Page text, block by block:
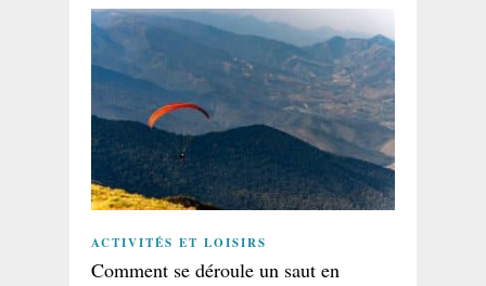
ACTIVITÉS ET LOISIRS
Comment se déroule un saut en